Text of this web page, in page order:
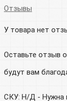
Отзывы
У товара нет
Оставьте отзыв
будут вам
СКУ: Н/Д - Нужна